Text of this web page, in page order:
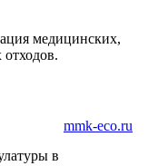
медицинских,
mmk-eco.ru
в